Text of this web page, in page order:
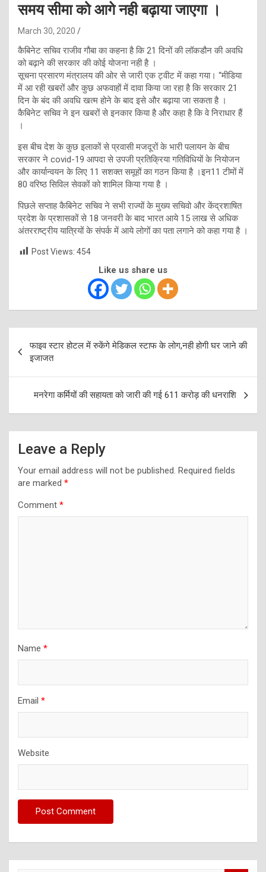
समय सीमा को आगे नही बढ़ाया जाएगा ।
March 30, 2020
कैबिनेट सचिव राजीव गौबा का कहना है कि 21 दिनों की लॉकडौन की अवधि
को बढ़ाने की सरकार की कोई योजना नही है ।
सूचना प्रसारण मंत्रालय की ओर से जारी एक ट्वीट में कहा गया। “मीडिया
में आ रही खबरों और कुछ अफवाहों में दावा किया जा रहा है कि सरकार 21
दिन के बंद की अवधि खत्म होने के बाद इसे और बढ़ाया जा सकता है ।
कैबिनेट सचिव ने इन खबरों से इनकार किया है और कहा है कि वे निराधार हैं
।
इस बीच देश के कुछ इलाकों से प्रवासी मजदूरों के भारी पलायन के बीच
सरकार ने covid-19 आपदा से उपजी प्रतिक्रिया गतिविधियों के नियोजन
और कार्यान्वयन के लिए 11 सशक्त समूहों का गठन किया है ।इन11 टीमों में
80 वरिष्ठ सिविल सेवकों को शामिल किया गया है ।
पिछले सप्ताह कैबिनेट सचिव ने सभी राज्यों के मुख्य सचिवो और केंद्रशाषित
प्रदेश के प्रशासकों से 18 जनवरी के बाद भारत आये 15 लाख से अधिक
अंतरराष्ट्रीय यात्रियों के संपर्क में आये लोगों का पता लगाने को कहा गया है ।
Post Views: 454
Like us share us
navigation
फाइव स्टार होटल में रुकेंगे मेडिकल स्टाफ के लोग,नही होगी घर जाने की
इजाजत
मनरेगा कर्मियों की सहायता को जारी की गई 611 करोड़ की धनराशि
Leave a Reply
Your email address will not be published. Required fields
are marked *
Comment *
Name *
Email *
Website